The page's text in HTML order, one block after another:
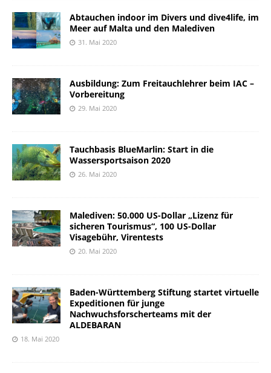
Abtauchen indoor im Divers und dive4life, im
Meer auf Malta und den Malediven
31. Mai 2020
Ausbildung: Zum Freitauchlehrer beim IAC –
Vorbereitung
29. Mai 2020
Tauchbasis BlueMarlin: Start in die
Wassersportsaison 2020
26. Mai 2020
Malediven: 50.000 US-Dollar „Lizenz für
sicheren Tourismus“, 100 US-Dollar
Visagebühr, Virentests
20. Mai 2020
Baden-Württemberg Stiftung startet virtuelle
Expeditionen für junge
Nachwuchsforscherteams mit der
ALDEBARAN
18. Mai 2020